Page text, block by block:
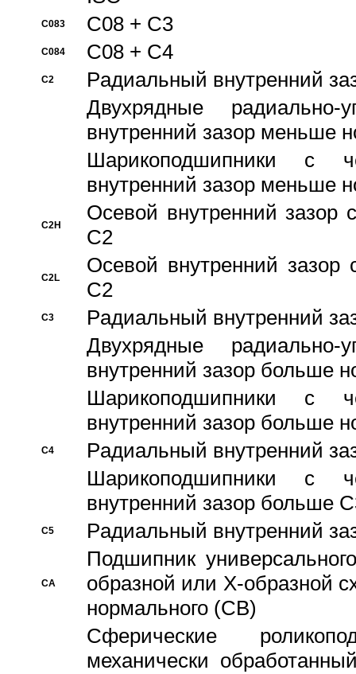
C083 C08 + C3
C084 C08 + C4
C2
Pадиальный внутренний
Двухрядные радиально-
внутренний зазор меньше
Шарикоподшипники с
внутренний зазор меньше
C2H
Осевой внутренний зазор
C2
C2L
Осевой внутренний зазор
C2
C3
Pадиальный внутренний
Двухрядные радиально-
внутренний зазор больше
Шарикоподшипники с
внутренний зазор больше
C4
Pадиальный внутренний
Шарикоподшипники с
внутренний зазор больше
C5 Pадиальный внутренний
CA
Подшипник
образной или Х-образной
нормального (CB)
Сферические
механически